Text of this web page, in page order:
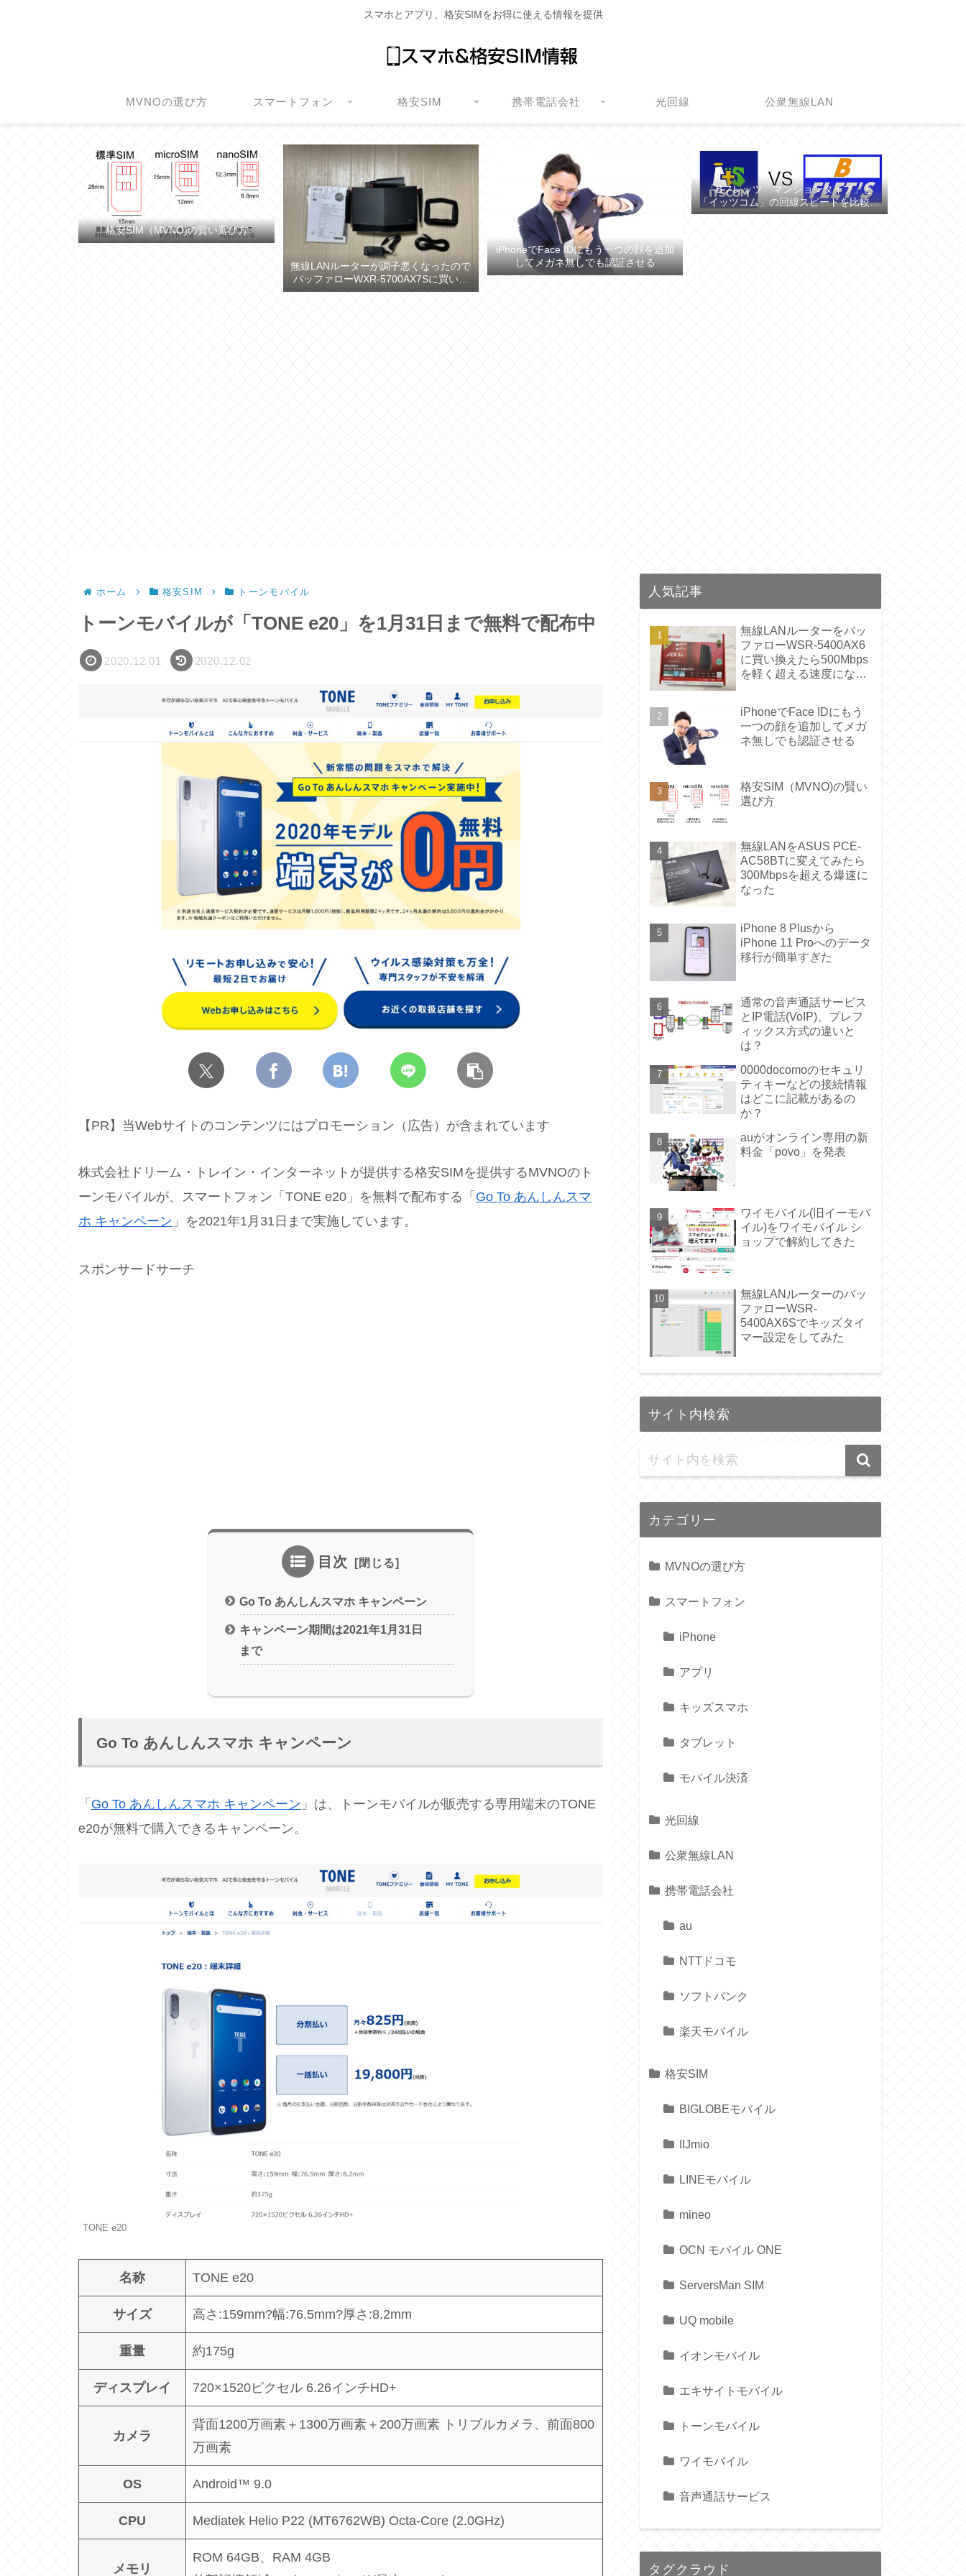
スマホとアプリ、格安SIMをお得に使える情報を提供
MVNOの選び方 スマートフォン 格安SIM 携帯電話会社 光回線 公衆無線LAN
格安SIM（MVNO)の賢い選び方
無線LANルーターが調子悪くなったので
バッファローWXR-5700AX7Sに買い換
えた
iPhoneでFace IDにもう一つの顔を追加
してメガネ無しでも認証させる
「Bフレッツ マンションタイプ」と
「イッツコム」の回線スピードを比較し
てみた
ホーム 格安SIM トーンモバイル
トーンモバイルが「TONE e20」を1月31日まで無料で配布中
2020.12.01 2020.12.02
【PR】当Webサイトのコンテンツにはプロモーション（広告）が含まれています
株式会社ドリーム・トレイン・インターネットが提供する格安SIMを提供するMVNOのト
ーンモバイルが、スマートフォン「TONE e20」を無料で配布する「 Go To あんしんスマ
ホ キャンペーン 」を2021年1月31日まで実施しています。
スポンサードサーチ
目次
Go To あんしんスマホ キャンペーン
キャンペーン期間は2021年1月31日
まで
Go To あんしんスマホ キャンペーン
「 Go To あんしんスマホ キャンペーン 」は、トーンモバイルが販売する専用端末のTONE
e20が無料で購入できるキャンペーン。
TONE e20
名称 TONE e20
サイズ 高さ:159mm?幅:76.5mm?厚さ:8.2mm
重量 約175g
ディスプレイ 720×1520ピクセル 6.26インチHD+
カメラ
背面1200万画素＋1300万画素＋200万画素 トリプルカメラ、前面800
万画素
OS Android™ 9.0
CPU Mediatek Helio P22 (MT6762WB) Octa-Core (2.0GHz)
メモリ
ROM 64GB、RAM 4GB
人気記事
無線LANルーターをバッ
ファローWSR-5400AX6
に買い換えたら500Mbps
を軽く超える速度になっ
iPhoneでFace IDにもう
一つの顔を追加してメガ
ネ無しでも認証させる
格安SIM（MVNO)の賢い
選び方
無線LANをASUS PCE-
AC58BTに変えてみたら
300Mbpsを超える爆速に
なった
iPhone 8 Plusから
iPhone 11 Proへのデータ
移行が簡単すぎた
通常の音声通話サービス
とIP電話(VoIP)、プレフ
ィックス方式の違いと
は？
0000docomoのセキュリ
ティキーなどの接続情報
はどこに記載があるの
か？
auがオンライン専用の新
料金「povo」を発表
ワイモバイル(旧イーモバ
イル)をワイモバイル シ
ョップで解約してきた
無線LANルーターのバッ
ファローWSR-
5400AX6Sでキッズタイ
マー設定をしてみた
サイト内検索
カテゴリー
MVNOの選び方
スマートフォン
iPhone
アプリ
キッズスマホ
タブレット
モバイル決済
光回線
公衆無線LAN
携帯電話会社
au
NTTドコモ
ソフトバンク
楽天モバイル
格安SIM
BIGLOBEモバイル
IIJmio
LINEモバイル
mineo
OCN モバイル ONE
ServersMan SIM
UQ mobile
イオンモバイル
エキサイトモバイル
トーンモバイル
ワイモバイル
音声通話サービス
タグクラウド